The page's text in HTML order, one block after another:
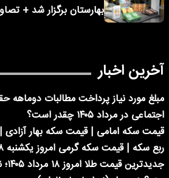
بهارستان برگزار شد +
آخرین اخبار
مبلغ مورد نیاز پرداخت مطالبات دوماهه
اجتماعی در مرداد ۱۴۰۵ چقدر است؟
قیمت سکه امامی | قیمت سکه بهار
ربع سکه | قیمت سکه گرمی امروز یکشنبه ۱۸ مرداد ۱۴۰۵